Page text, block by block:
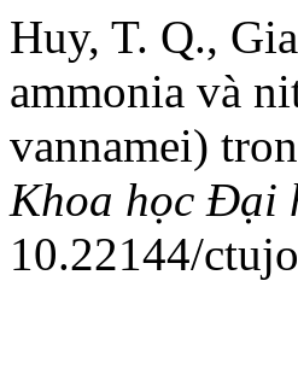
Huy, T. Q.,
ammonia và
vannamei)
Khoa học Đại
10.22144/